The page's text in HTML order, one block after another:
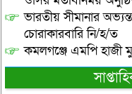
ভারতীয় সীমানার
চোরাকারবারি নি/হ/ত
কমলগঞ্জে এমপি হাজী